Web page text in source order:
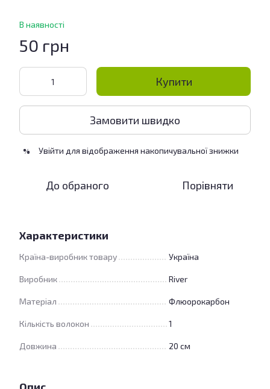
В наявності
50 грн
Купити
Замовити швидко
% Увійти для відображення накопичувальної знижки
До обраного Порівняти
Характеристики
Країна-виробник товару Україна
Виробник River
Матеріал Флюорокарбон
Кількість волокон 1
Довжина 20 см